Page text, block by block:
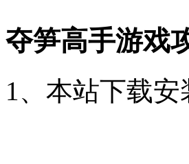
夺笋高手游戏
1、本站下载